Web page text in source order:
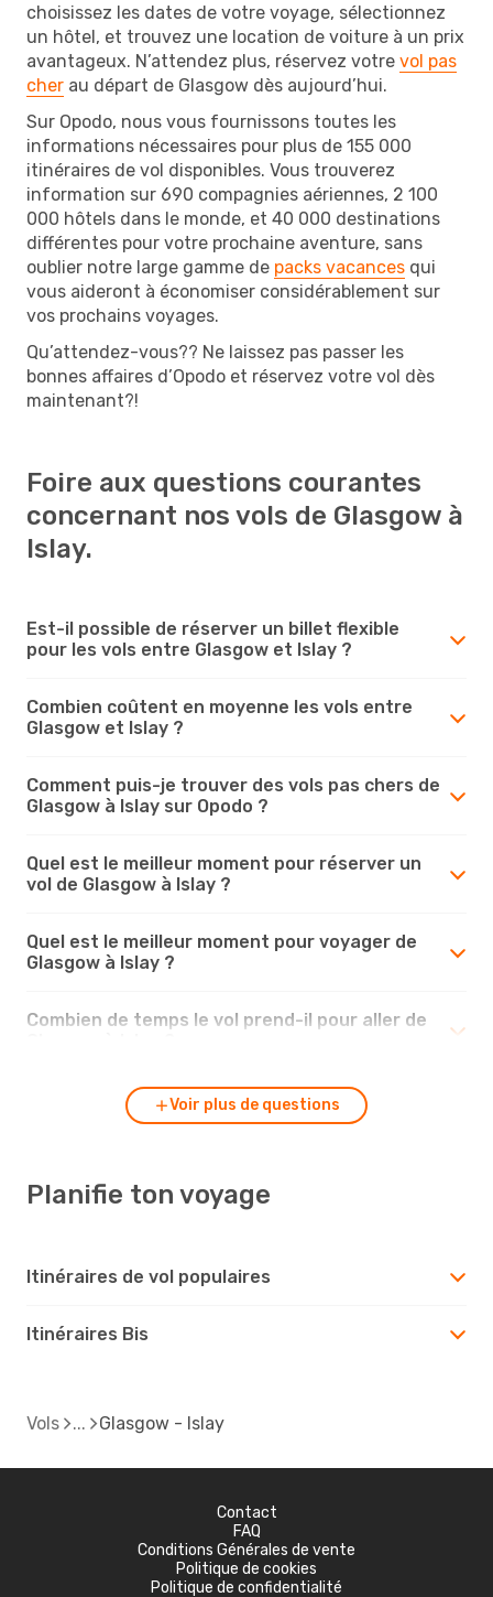
choisissez les dates de votre voyage, sélectionnez
un hôtel, et trouvez une location de voiture à un prix
avantageux. N’attendez plus, réservez votre vol pas
cher au départ de Glasgow dès aujourd’hui.
Sur Opodo, nous vous fournissons toutes les
informations nécessaires pour plus de 155 000
itinéraires de vol disponibles. Vous trouverez
information sur 690 compagnies aériennes, 2 100
000 hôtels dans le monde, et 40 000 destinations
différentes pour votre prochaine aventure, sans
oublier notre large gamme de packs vacances qui
vous aideront à économiser considérablement sur
vos prochains voyages.
Qu’attendez-vous?? Ne laissez pas passer les
bonnes affaires d’Opodo et réservez votre vol dès
maintenant?!
Foire aux questions courantes
concernant nos vols de Glasgow à
Islay.
Est-il possible de réserver un billet flexible
pour les vols entre Glasgow et Islay ?
Combien coûtent en moyenne les vols entre
Glasgow et Islay ?
Comment puis-je trouver des vols pas chers de
Glasgow à Islay sur Opodo ?
Quel est le meilleur moment pour réserver un
vol de Glasgow à Islay ?
Quel est le meilleur moment pour voyager de
Glasgow à Islay ?
Combien de temps le vol prend-il pour aller de
Voir plus de questions
Planifie ton voyage
Itinéraires de vol populaires
Itinéraires Bis
Vols Glasgow - Islay
Contact
FAQ
Conditions Générales de vente
Politique de cookies
Politique de confidentialité